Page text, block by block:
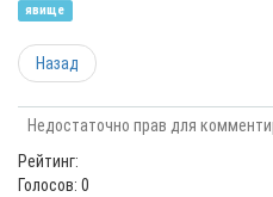
явище
Назад
Недостаточно прав для
Рейтинг:
Голосов: 0